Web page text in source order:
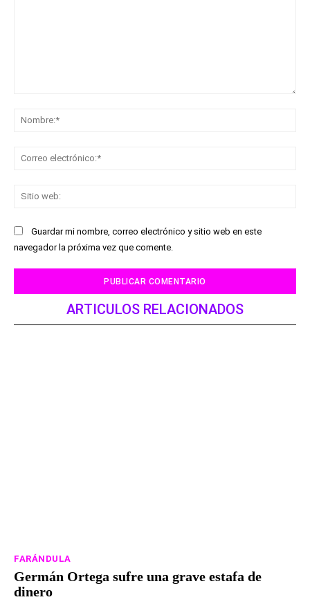
Guardar mi nombre, correo electrónico y sitio web en este
navegador la próxima vez que comente.
ARTICULOS RELACIONADOS
FARÁNDULA
Germán Ortega sufre una grave estafa de
dinero